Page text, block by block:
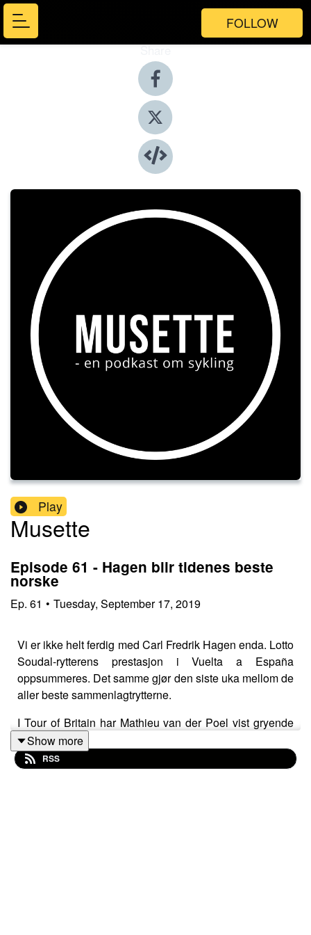
FOLLOW
Share
Play
Musette
Episode 61 - Hagen blir tidenes beste
norske
Ep. 61 • Tuesday, September 17, 2019
Vi er ikke helt ferdig med Carl Fredrik Hagen enda. Lotto
Soudal-rytterens prestasjon i Vuelta a España
oppsummeres. Det samme gjør den siste uka mellom de
aller beste sammenlagtrytterne.
I Tour of Britain har Mathieu van der Poel vist gryende
VM-form samtidig som Amund Grøndahl Jansen også
viser lovende takter.
Show more
RSS